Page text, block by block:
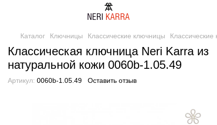
Каталог Ключницы Классические ключницы
Классическая ключница Neri Karra из
натуральной кожи 0060b-1.05.49
Артикул: 0060b-1.05.49 Оставить отзыв